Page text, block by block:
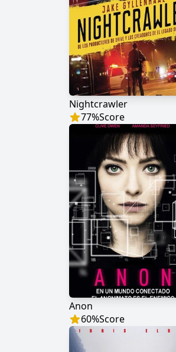
Nightcrawler
77%Score
Anon
60%Score